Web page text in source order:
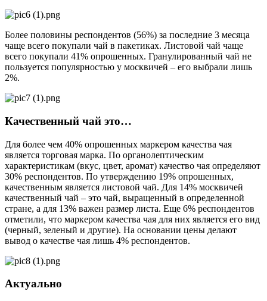
Более половины респондентов (56%) за последние 3 месяца
чаще всего покупали чай в пакетиках. Листовой чай чаще
всего покупали 41% опрошенных. Гранулированный чай не
пользуется популярностью у москвичей – его выбрали лишь
2%.
Качественный чай это…
Для более чем 40% опрошенных маркером качества чая
является торговая марка. По органолептическим
характеристикам (вкус, цвет, аромат) качество чая определяют
30% респондентов. По утверждению 19% опрошенных,
качественным является листовой чай. Для 14% москвичей
качественный чай – это чай, выращенный в определенной
стране, а для 13% важен размер листа. Еще 6% респондентов
отметили, что маркером качества чая для них является его вид
(черный, зеленый и другие). На основании цены делают
вывод о качестве чая лишь 4% респондентов.
Актуально